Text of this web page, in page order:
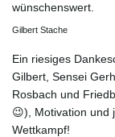
wünschenswert.
Gilbert Stache
Ein riesiges
Gilbert, Sensei
Rosbach und
😉), Motivation und
Wettkampf!